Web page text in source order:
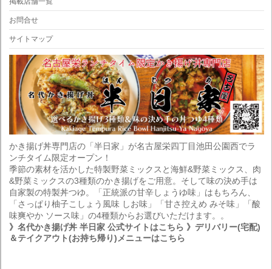
お問合せ
サイトマップ
かき揚げ丼専門店の「半日家」が名古屋栄四丁目池田公園西でラ
ンチタイム限定オープン！
季節の素材を活かした特製野菜ミックスと海鮮&野菜ミックス、肉
&野菜ミックスの3種類のかき揚げをご用意。そして味の決め手は
自家製の特製丼つゆ。「正統派の甘辛しょうゆ味」はもちろん、
「さっぱり柚子こしょう風味 しお味」「甘さ控えめ みそ味」「酸
味爽やか ソース味」の4種類からお選びいただけます。。
》名代かき揚げ丼 半日家 公式サイトはこちら 》デリバリー(宅配)
＆テイクアウト(お持ち帰り)メニューはこちら